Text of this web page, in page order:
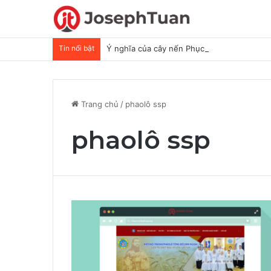
Tin nổi bật Ý nghĩa của cây nến Phục Sinh
Trang chủ / phaolô ssp
phaolô ssp